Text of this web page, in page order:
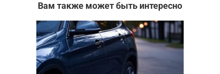
Вам также может быть интересно